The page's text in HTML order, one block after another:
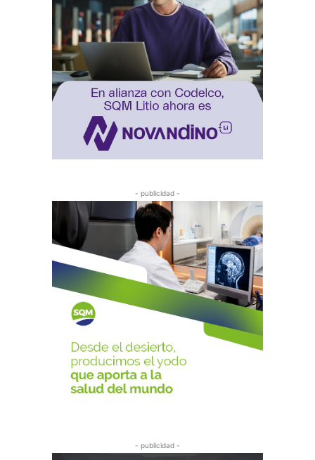
- publicidad -
- publicidad -